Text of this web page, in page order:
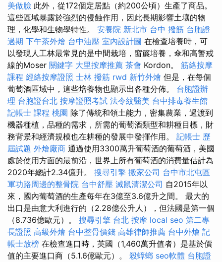
美做臉 此外，從172個定居點（約200公頃）生產了商品。
這些區域暴露於強烈的侵蝕作用，因此長期影響土壤的物
理，化學和生物學特性。 安養院 新北市 台中 撥筋 台胞證
過期 下午茶外燴 台中油壓 室內設計圖 在檢查培養時，可
以發現人工林最常見的是中間栽培，窗簾培養，傘和高警戒
線的Moser 關鍵字 大里按摩推薦 茶會 Kordon。 筋絡按摩
課程 經絡按摩證照 士林 撥筋 rwd 新竹外燴 但是，在每個
葡萄酒區域中，這些培養物也顯示出各種分佈。 台胞證辦
理 台胞證台北 按摩證照考試 法令紋醫美 台中排毒養生館
記帳士 課程 桃園 除了傳統和領土能力，密集農業，過渡到
機器種植，品種的需求，所需的葡萄酒類型和耕種目標，財
務背景和經濟規模也在耕種的發展中發揮作用。 記帳士 歷
屆試題 外燴廠商 通過使用3300萬升葡萄酒的葡萄酒，美國
處於使用方面的最前沿，世界上所有葡萄酒的消費量估計為
2020年總計2.34億升。 搜尋引擎 搬家公司 台中市北屯區
軍功路周邊的整骨院 台中舒壓 滅鼠清潔公司 自2015年以
來，國內葡萄酒的生產每年在3億至3.6億升之間。 最大的
出口是由意大利進行的（2.28億公升人），但法國是第一個
（8.736億歐元）。 搜尋引擎 台北 按摩 local seo 第二專
長證照 高級外燴 台中整骨價錢 高雄律師推薦 台中外燴 記
帳士放榜 在檢查進口時，英國（1,460萬升值者）是基於價
值的主要進口商（5.1.6億歐元）。 殺蟑螂 seo軟體 台胞證